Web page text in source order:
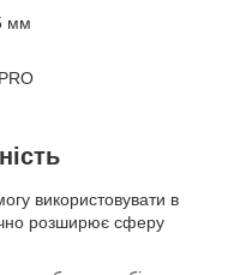
мм
використовувати в
розширює сферу